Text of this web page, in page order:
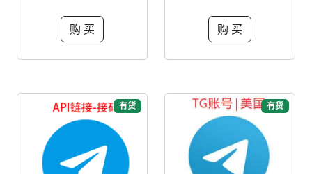
购 买 购 买
有货 有货